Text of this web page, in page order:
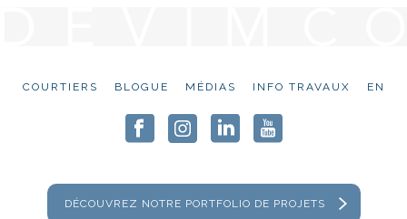
COURTIERS BLOGUE MÉDIAS INFO TRAVAUX EN
DÉCOUVREZ NOTRE PORTFOLIO DE PROJETS